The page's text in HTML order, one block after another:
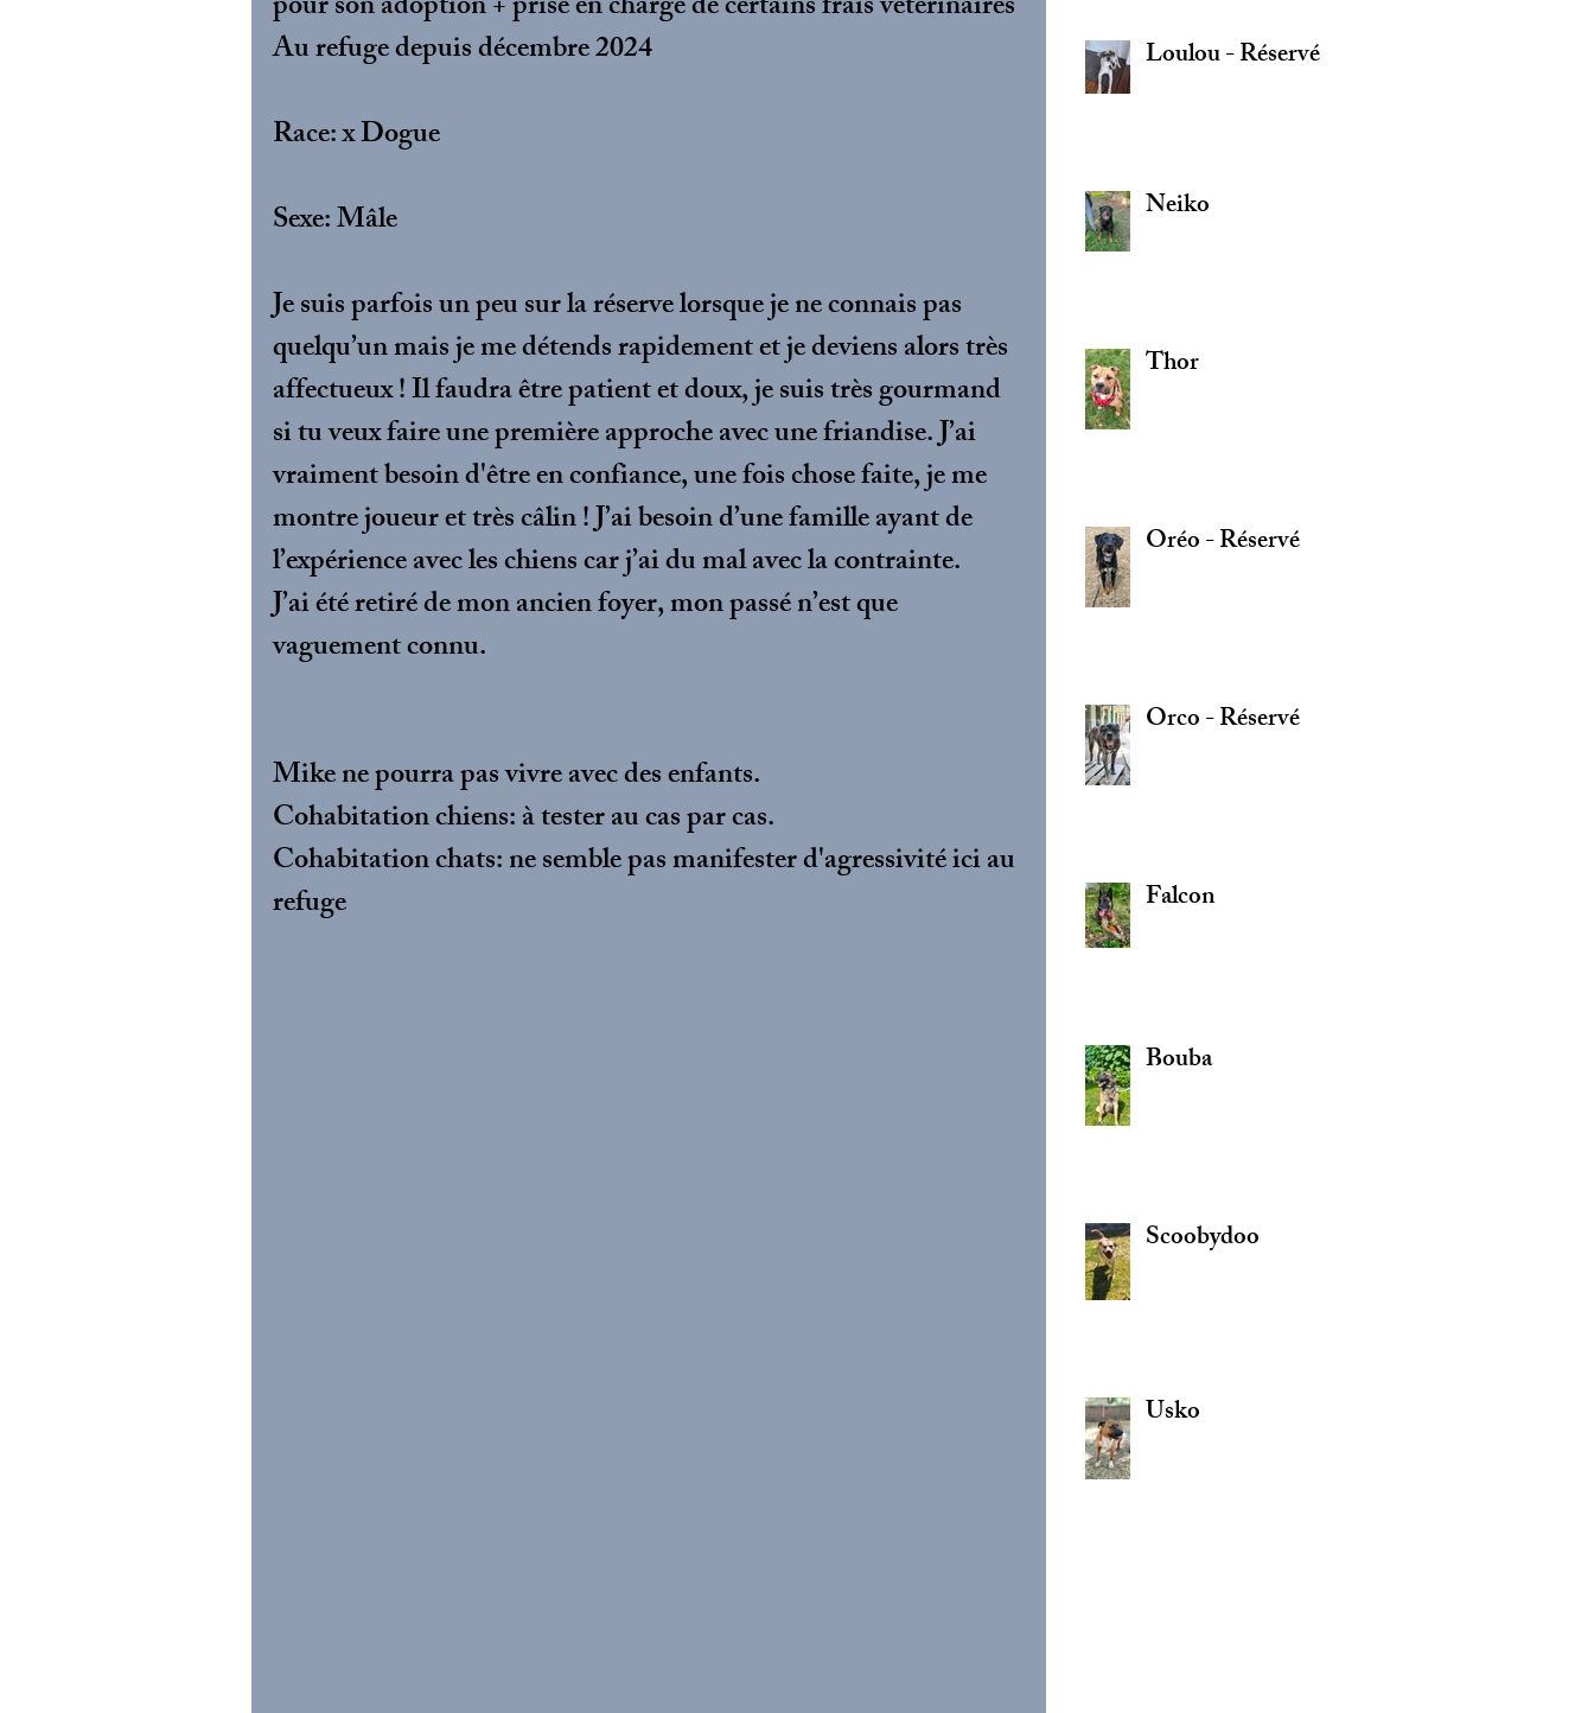
Au refuge depuis décembre 2024
Race: x Dogue
Sexe: Mâle
Je suis parfois un peu sur la réserve lorsque je ne connais pas
quelqu’un mais je me détends rapidement et je deviens alors très
affectueux ! Il faudra être patient et doux, je suis très gourmand
si tu veux faire une première approche avec une friandise. J’ai
vraiment besoin d'être en confiance, une fois chose faite, je me
montre joueur et très câlin ! J’ai besoin d’une famille ayant de
l’expérience avec les chiens car j’ai du mal avec la contrainte.
J’ai été retiré de mon ancien foyer, mon passé n’est que
vaguement connu.
Mike ne pourra pas vivre avec des enfants.
Cohabitation chiens: à tester au cas par cas.
Cohabitation chats: ne semble pas manifester d'agressivité ici au
refuge
Loulou - Réservé
Neiko
Thor
Oréo - Réservé
Orco - Réservé
Falcon
Bouba
Scoobydoo
Usko